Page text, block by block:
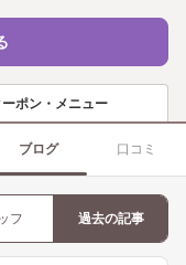
ーポン・メニュー
ブログ 口コミ
フ 過去の記事